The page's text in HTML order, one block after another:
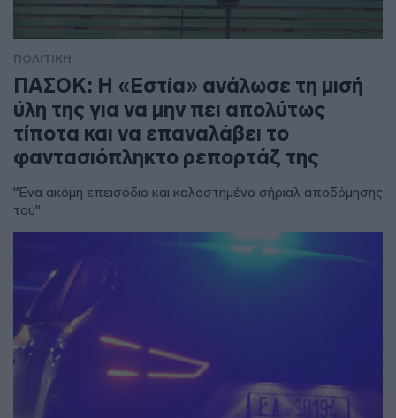
ΠΟΛΙΤΙΚΗ
ΠΑΣΟΚ: Η «Εστία» ανάλωσε τη μισή
ύλη της για να μην πει απολύτως
τίποτα και να επαναλάβει το
φαντασιόπληκτο ρεπορτάζ της
"Ένα ακόμη επεισόδιο και καλοστημένο σήριαλ αποδόμησης
του"